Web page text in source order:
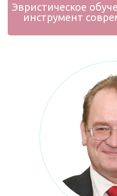
Эвристическое
инструмент